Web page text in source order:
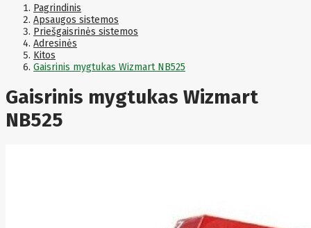
Apc
Apollo
Apple
Aqara
Arctic
Armac
ASM
Asrock
Assmann
Pagrindinis
Apsaugos sistemos
Priešgaisrinės sistemos
Adresinės
Kitos
Gaisrinis mygtukas Wizmart NB525
Gaisrinis mygtukas Wizmart
NB525